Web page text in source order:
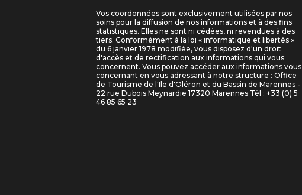
Vos coordonnées sont exclusivement utilisées par nos
soins pour la diffusion de nos informations et à des fins
statistiques. Elles ne sont ni cédées, ni revendues à des
tiers. Conformément à la loi « informatique et libertés »
du 6 janvier 1978 modifiée, vous disposez d'un droit
d'accès et de rectification aux informations qui vous
concernent. Vous pouvez accéder aux informations vous
concernant en vous adressant à notre structure : Office
de Tourisme de l'Ile d'Oléron et du Bassin de Marennes -
22 rue Dubois Meynardie 17320 Marennes Tél : +33 (0) 5
46 85 65 23